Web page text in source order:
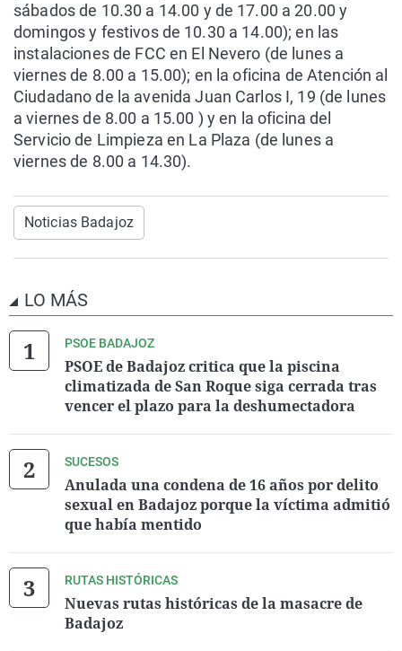
sábados de 10.30 a 14.00 y de 17.00 a 20.00 y
domingos y festivos de 10.30 a 14.00); en las
instalaciones de FCC en El Nevero (de lunes a
viernes de 8.00 a 15.00); en la oficina de Atención al
Ciudadano de la avenida Juan Carlos I, 19 (de lunes
a viernes de 8.00 a 15.00 ) y en la oficina del
Servicio de Limpieza en La Plaza (de lunes a
viernes de 8.00 a 14.30).
Noticias Badajoz
LO MÁS
PSOE BADAJOZ
PSOE de Badajoz critica que la piscina
climatizada de San Roque siga cerrada tras
vencer el plazo para la deshumectadora
SUCESOS
Anulada una condena de 16 años por delito
sexual en Badajoz porque la víctima admitió
que había mentido
RUTAS HISTÓRICAS
Nuevas rutas históricas de la masacre de
Badajoz